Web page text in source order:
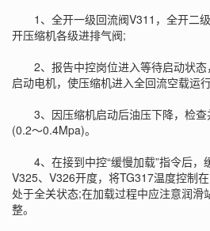
1、全开一级回流阀V311，全开二
开压缩机各级进排气阀;
2、报告中控岗位进入等待启动状态
启动电机，使压缩机进入全回流空载运
3、因压缩机启动后油压下降，检查
(0.2～0.4Mpa)。
4、在接到中控“缓慢加载”指令后，
V325、V326开度，将TG317温度控制
处于全关状态;在加载过程中应注意润滑
整。